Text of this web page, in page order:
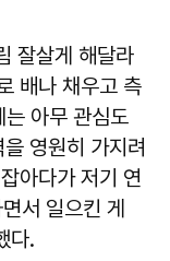
잘살게 해달라
배나 채우고 측
아무 관심도
영원히 가지려
아다가 저기 연
서 일으킨 게
다.